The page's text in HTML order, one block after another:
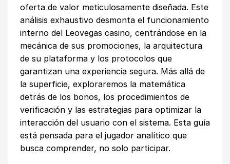
oferta de valor meticulosamente diseñada. Este
análisis exhaustivo desmonta el funcionamiento
interno del Leovegas casino, centrándose en la
mecánica de sus promociones, la arquitectura
de su plataforma y los protocolos que
garantizan una experiencia segura. Más allá de
la superficie, exploraremos la matemática
detrás de los bonos, los procedimientos de
verificación y las estrategias para optimizar la
interacción del usuario con el sistema. Esta guía
está pensada para el jugador analítico que
busca comprender, no solo participar.